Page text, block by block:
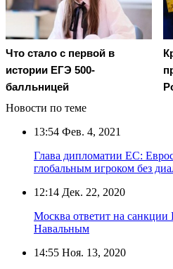
Что стало с первой в
истории ЕГЭ 500-
балльницей
Новости по теме
13:54 Фев. 4, 2021
Глава дипломатии ЕС:
глобальным игроком без
12:14 Дек. 22, 2020
Москва ответит на
Навальным
14:55 Ноя. 13, 2020